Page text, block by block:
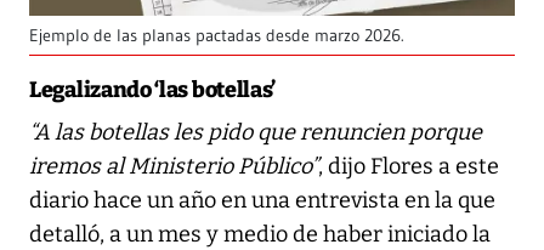
Ejemplo de las planas pactadas desde marzo 2026.
Legalizando ‘las botellas’
“A las botellas les pido que renuncien porque
iremos al Ministerio Público”, dijo Flores a este
diario hace un año en una entrevista en la que
detalló, a un mes y medio de haber iniciado la